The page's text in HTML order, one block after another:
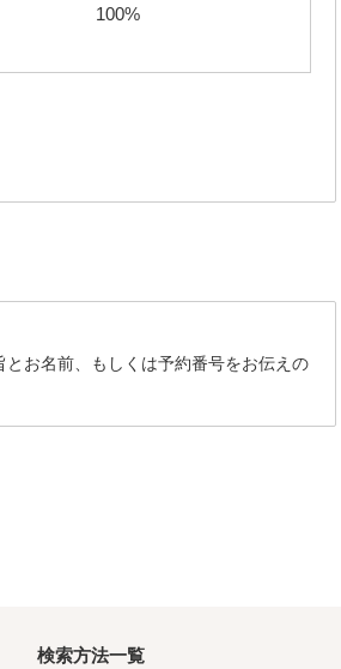
100%
お名前、もしくは予約番号をお伝えの
検索方法一覧